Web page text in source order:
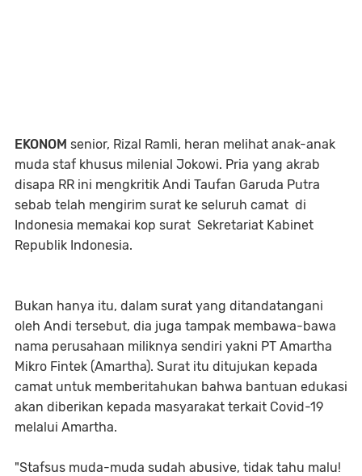
EKONOM senior, Rizal Ramli, heran melihat anak-anak
muda staf khusus milenial Jokowi. Pria yang akrab
disapa RR ini mengkritik Andi Taufan Garuda Putra
sebab telah mengirim surat ke seluruh camat di
Indonesia memakai kop surat Sekretariat Kabinet
Republik Indonesia.
Bukan hanya itu, dalam surat yang ditandatangani
oleh Andi tersebut, dia juga tampak membawa-bawa
nama perusahaan miliknya sendiri yakni PT Amartha
Mikro Fintek (Amartha). Surat itu ditujukan kepada
camat untuk memberitahukan bahwa bantuan edukasi
akan diberikan kepada masyarakat terkait Covid-19
melalui Amartha.
"Stafsus muda-muda sudah abusive, tidak tahu malu!